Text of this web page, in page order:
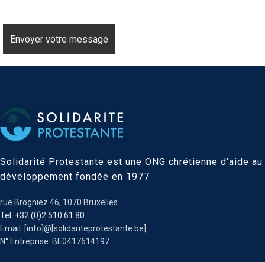
Solidarité Protestante est une ONG chrétienne d'aide au
développement fondée en 1977
rue Brogniez 46, 1070 Bruxelles
Tel: +32 (0)2 510 61 80
Email: [info]@[solidariteprotestante.be]
N° Entreprise: BE0417614197